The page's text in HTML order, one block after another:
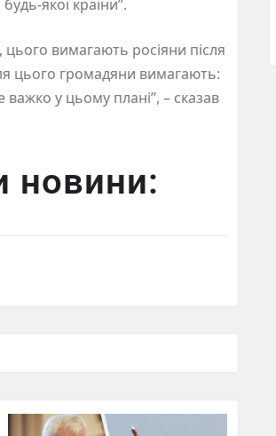
якої країни”.
цього вимагають росіяни після
цього громадяни вимагають:
у цьому плані”, – сказав
новини: